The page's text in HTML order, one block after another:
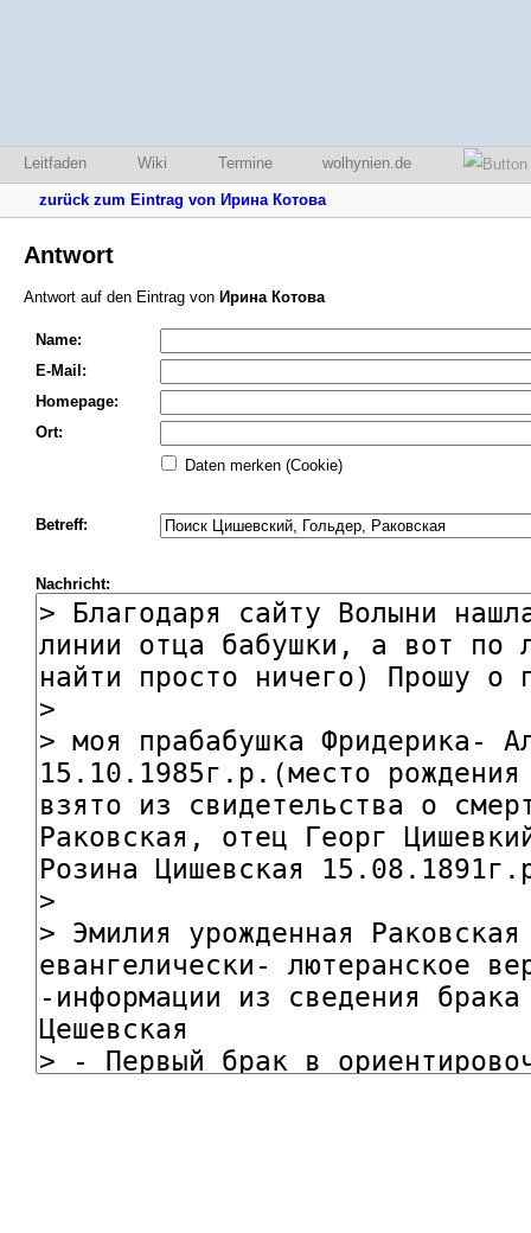
Leitfaden Wiki Termine wolhynien.de
zurück zum Eintrag von Ирина Котова
Antwort
Antwort auf den Eintrag von Ирина Котова
Name:
E-Mail:
Homepage:
Ort:
Daten merken (Cookie)
Betreff:
Nachricht: